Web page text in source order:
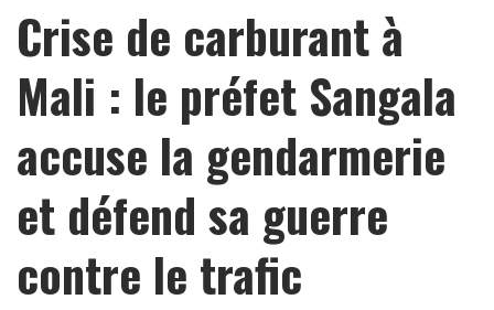
Crise de carburant à
Mali : le préfet Sangala
accuse la gendarmerie
et défend sa guerre
contre le trafic